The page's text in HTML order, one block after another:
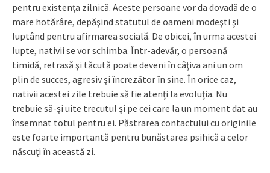
pentru existenţa zilnică. Aceste persoane vor da dovadă de o
mare hotărâre, depăşind statutul de oameni modeşti şi
luptând pentru afirmarea socială. De obicei, în urma acestei
lupte, nativii se vor schimba. Într-adevăr, o persoană
timidă, retrasă şi tăcută poate deveni în câţiva ani un om
plin de succes, agresiv şi încrezător în sine. În orice caz,
nativii acestei zile trebuie să fie atenţi la evoluţia. Nu
trebuie să-şi uite trecutul şi pe cei care la un moment dat au
însemnat totul pentru ei. Păstrarea contactului cu originile
este foarte importantă pentru bunăstarea psihică a celor
născuţi în această zi.